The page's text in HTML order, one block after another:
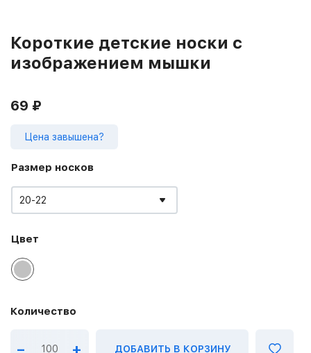
Короткие детские носки с
изображением мышки
69 ₽
Цена завышена?
Размер носков
20-22
Цвет
– + ДОБАВИТЬ В КОРЗИНУ